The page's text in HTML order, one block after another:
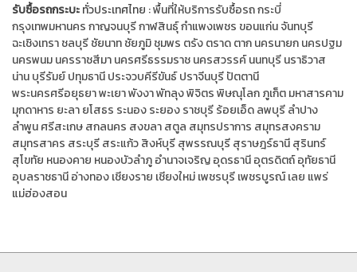
รับซื้อรถกระบะทั่วประเทศไทย :พื้นที่ให้บริการรับซื้อรถกระบี่
กรุงเทพมหานครกาญจนบุรีกาฬสินธุ์กำแพงเพชร ขอนแก่นจันทบุรี
ฉะเชิงเทราชลบุรีชัยนาทชัยภูมิชุมพร ตรังตราดตากนครนายกนครปฐม
นครพนมนครราชสีมานครศรีธรรมราชนครสวรรค์นนทบุรีนราธิวาส
น่านบุรีรัมย์ปทุมธานีประจวบคีรีขันธ์ปราจีนบุรีปัตตานี
พระนครศรีอยุธยาพะเยาพังงาพัทลุงพิจิตรพิษณุโลกภูเก็ตมหาสารคาม
มุกดาหาร ยะลายโสธร ระนองระยองราชบุรีร้อยเอ็ดลพบุรีลำปาง
ลำพูนศรีสะเกษสกลนคร สงขลาสตูล สมุทรปราการ สมุทรสงคราม
สมุทรสาคร สระบุรีสระแก้วสิงห์บุรีสุพรรณบุรีสุราษฎร์ธานีสุรินทร์
สุโขทัย หนองคาย หนองบัวลำภูอำนาจเจริญอุดรธานีอุตรดิตถ์อุทัยธานี
อุบลราชธานีอ่างทองเชียงราย เชียงใหม่เพชรบุรีเพชรบูรณ์เลย แพร่
แม่ฮ่องสอน